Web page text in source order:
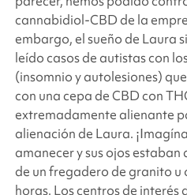
cannabidiol-CBD de la
embargo, el sueño de Laura
leído casos de autistas con
(insomnio y autolesiones)
con una cepa de CBD con
extremadamente alienante
alienación de Laura.
amanecer y sus ojos estaban
de un fregadero de granito
horas. Los centros de interés